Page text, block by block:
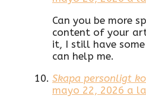
Can you be more
content of your
it, I still have
can help me.
Skapa personligt
mayo 22, 2026 a